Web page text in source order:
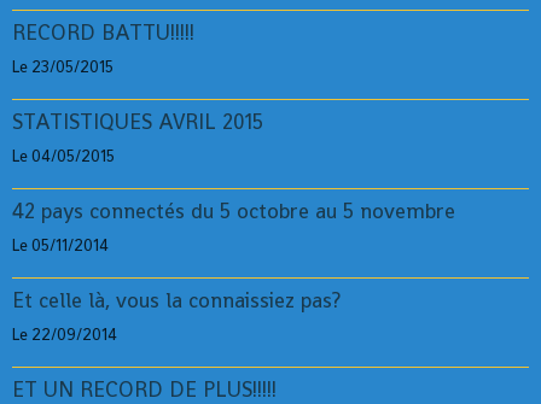
RECORD BATTU!!!!!
Le 23/05/2015
STATISTIQUES AVRIL 2015
Le 04/05/2015
42 pays connectés du 5 octobre au 5 novembre
Le 05/11/2014
Et celle là, vous la connaissiez pas?
Le 22/09/2014
ET UN RECORD DE PLUS!!!!!